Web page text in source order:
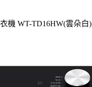
機 WT-TD16HW(雲朵白)